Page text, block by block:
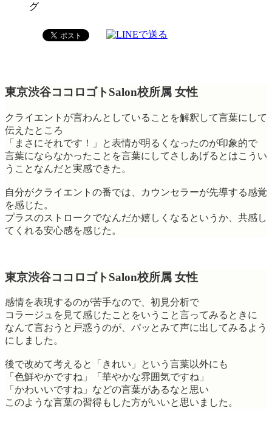
グ
東京渋谷ココロゴトSalon校所属 女性
クライエントが言わんとしていることを解釈して言葉にして
伝えたところ
「まさにそれです！」と表情が明るくなったのが印象的で
言葉にならなかったことを言葉にしてさしあげるとはこうい
うことなんだと実感できた。
自分がクライエントの番では、カウンセラーが先導する感覚
を感じた。
プラスのストロークでなんだか嬉しくなるというか、共感し
てくれる安心感を感じた。
東京渋谷ココロゴトSalon校所属 女性
感情を表現するのが苦手なので、初見分析で
コラージュを見て感じたことをいうこと言ってみるときに
なんて言おうと戸惑うのが、パッとみて声に出してみるよう
にしました。
後で改めて考えると「きれい」という言葉以外にも
「色鮮やかですね」「華やかな雰囲気ですね」
「かわいいですね」などの言葉があるなと思い
このような言葉の習得もした方がいいと思いました。